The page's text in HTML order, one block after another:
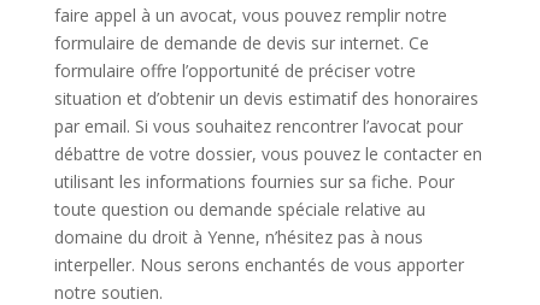
faire appel à un avocat, vous pouvez remplir notre
formulaire de demande de devis sur internet. Ce
formulaire offre l’opportunité de préciser votre
situation et d’obtenir un devis estimatif des honoraires
par email. Si vous souhaitez rencontrer l’avocat pour
débattre de votre dossier, vous pouvez le contacter en
utilisant les informations fournies sur sa fiche. Pour
toute question ou demande spéciale relative au
domaine du droit à Yenne, n’hésitez pas à nous
interpeller. Nous serons enchantés de vous apporter
notre soutien.